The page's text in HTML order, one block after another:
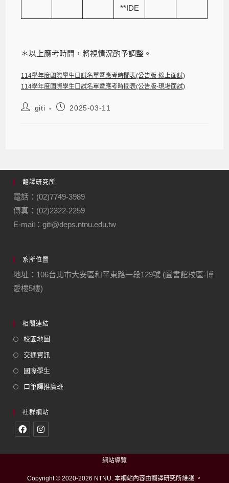
**IDE
＊以上應考時間，將視情況酌予調整。
114學年度國際學生口試名單暨應考時間表(公告版-線上面試)
114學年度國際學生口試名單暨應考時間表(公告版-現場面試)
giti 2025-03-11
翻譯研究所
電話：(02)7749-3989
傳真：(02)2322-2259
E-mail：giti@deps.ntnu.edu.tw
系所位置
地址：106台北市大安區和平東路一段129號 (圖書館校區-博
愛樓5樓)
相關連結
校園地圖
交通資訊
國際學生
口筆譯推廣班
社群網站
網站導覽
Copyright © 2020-2026 NTNU. 本網站內容由翻譯研究所維護 。